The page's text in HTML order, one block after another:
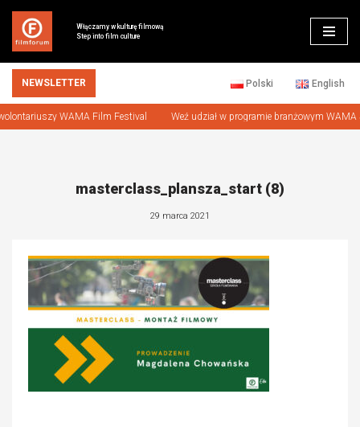
Przejdź
treści
Włączamy w kulturę filmową
Step into film culture
NEWSLETTER Polski English
WAMA Film Festival Weź udział w programie branżowym WAMA
masterclass_plansza_start (8)
29 marca 2021